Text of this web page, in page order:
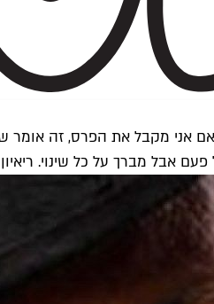
אני מקבל את הפרס, זה אומר
אבל מברך על כל שינוי.